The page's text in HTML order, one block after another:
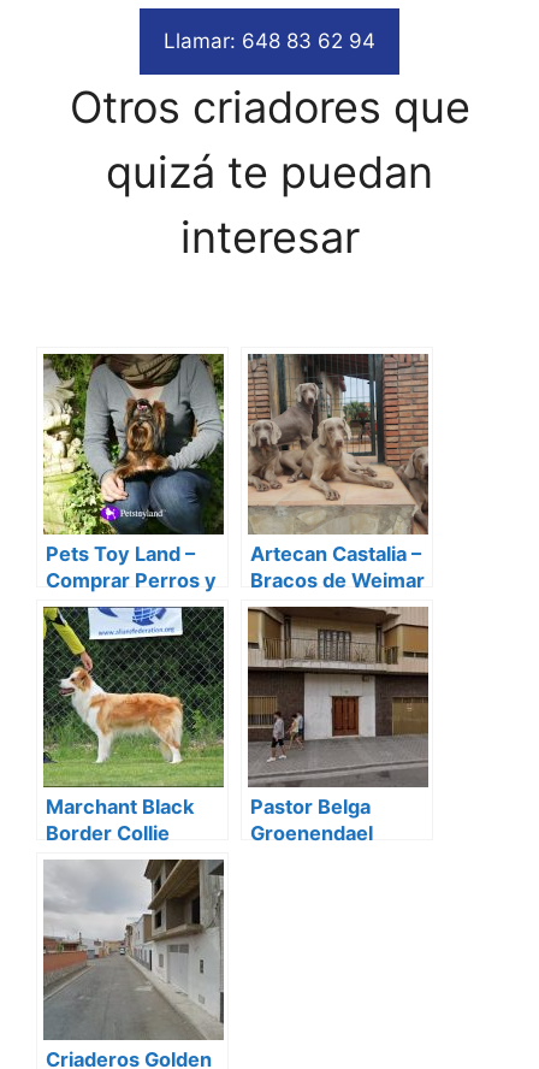
Llamar: 648 83 62 94
Otros criadores que
quizá te puedan
interesar
Pets Toy Land –
Comprar Perros y
Gatos Cachorros
Artecan Castalia –
Bracos de Weimar
Marchant Black
Border Collie
Pastor Belga
Groenendael
Criaderos Golden